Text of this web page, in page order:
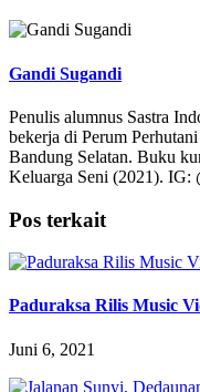
Gandi Sugandi
Penulis alumnus Sastra
bekerja di Perum
Bandung Selatan. Buku
Keluarga Seni (2021). IG:
Pos terkait
Paduraksa Rilis Music
Juni 6, 2021